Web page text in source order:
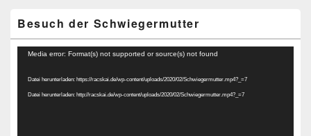
Besuch der Schwiegermutter
Video-
Media error: Format(s) not supported or source(s) not found
Datei herunterladen: https://racskai.de/wp-content/uploads/2020/02/Schwiegermutter.mp4?_=7
Datei herunterladen: http://racskai.de/wp-content/uploads/2020/02/Schwiegermutter.mp4?_=7